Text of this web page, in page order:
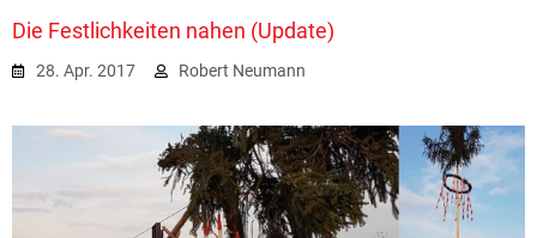
Die Festlichkeiten nahen (Update)
28. Apr. 2017 Robert Neumann